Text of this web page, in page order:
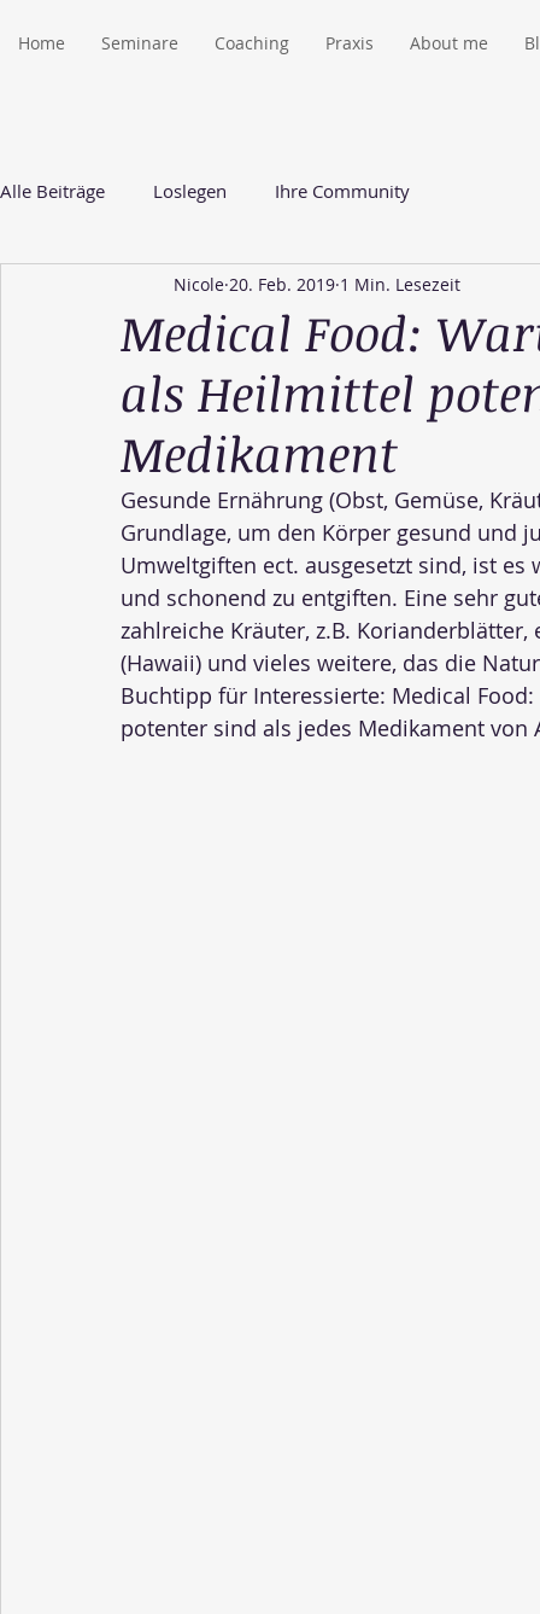
Home Seminare Coaching Praxis About me
Alle Beiträge Loslegen Ihre Community
Medical Food:
als Heilmittel
Medikament
Nicole 20. Feb. 2019 1 Min. Lesezeit
Gesunde Ernährung (Obst, Gemüse,
Grundlage, um den Körper gesund und
Umweltgiften ect. ausgesetzt sind, ist
und schonend zu entgiften. Eine sehr
zahlreiche Kräuter, z.B.
(Hawaii) und vieles weitere, das die
Buchtipp für Interessierte: Medical
potenter sind als jedes Medikament